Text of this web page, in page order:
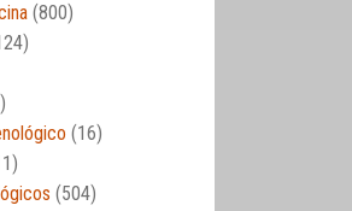
(800)
(16)
(504)